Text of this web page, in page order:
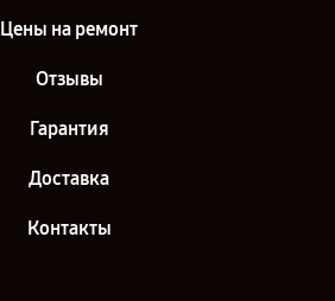
Цены на ремонт
Отзывы
Гарантия
Доставка
Контакты